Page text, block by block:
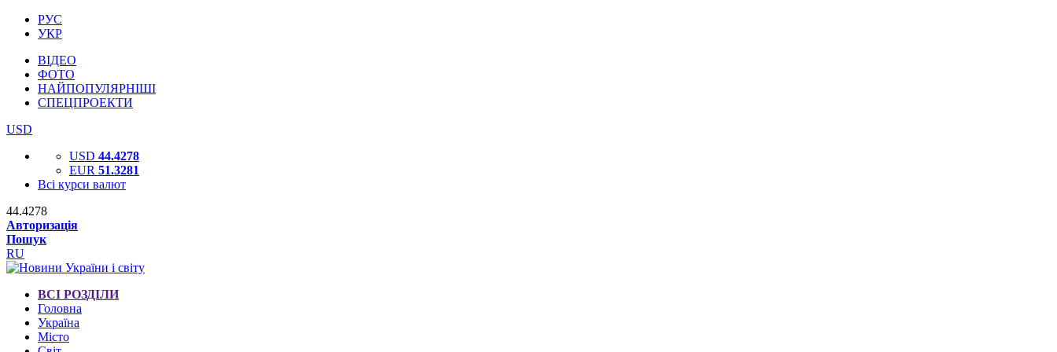
РУС
УКР
ВІДЕО
ФОТО
НАЙПОПУЛЯРНІШІ
СПЕЦПРОЕКТИ
USD
USD 44.4278
EUR 51.3281
Всі курси валют
44.4278
Авторизація
Пошук
RU
ВСІ РОЗДІЛИ
Головна
Україна
Місто